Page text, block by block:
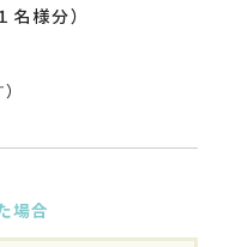
様分）
場合